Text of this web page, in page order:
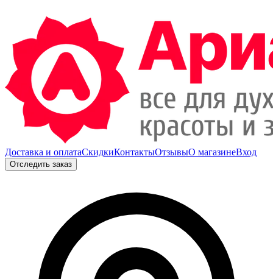
Доставка и оплатаСкидкиКонтактыОтзывыО магазинеВход
Отследить заказ